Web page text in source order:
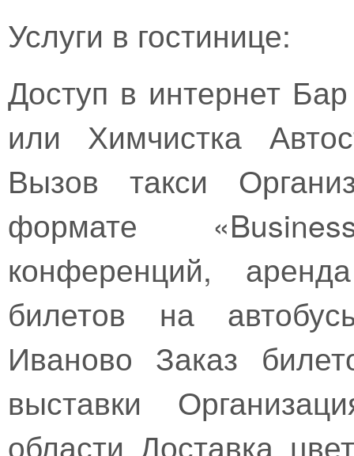
Услуги в гостинице:
Доступ в интернет
или Химчистка
Вызов такси
формате
конференций,
билетов на
Иваново Заказ
выставки
области Доставка